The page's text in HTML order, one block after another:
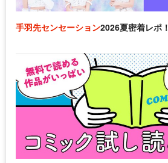
手羽先センセーション2026夏密着レポ！